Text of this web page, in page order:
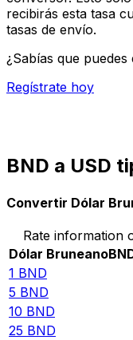
recibirás esta tasa
tasas de envío.
¿Sabías que
Regístrate hoy
BND a USD
Convertir Dólar
Rate information
Dólar Bruneano
1 BND
5 BND
10 BND
25 BND